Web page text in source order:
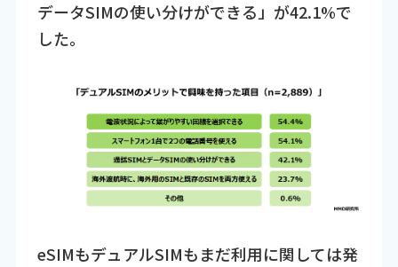
データSIMの使い分けができる」が42.1%で
した。
eSIMもデュアルSIMもまだ利用に関しては発